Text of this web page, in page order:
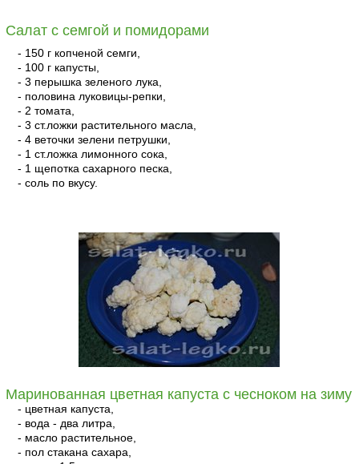
Салат с семгой и помидорами
- 150 г копченой семги,
- 100 г капусты,
- 3 перышка зеленого лука,
- половина луковицы-репки,
- 2 томата,
- 3 ст.ложки растительного масла,
- 4 веточки зелени петрушки,
- 1 ст.ложка лимонного сока,
- 1 щепотка сахарного песка,
- соль по вкусу.
Маринованная цветная капуста с чесноком на зиму
- цветная капуста,
- вода - два литра,
- масло растительное,
- пол стакана сахара,